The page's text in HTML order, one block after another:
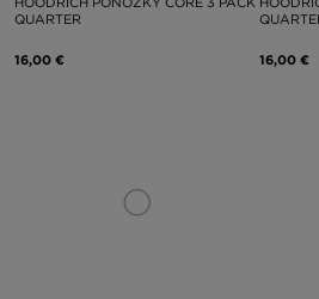
QUARTER
16,00 € 16,00 €